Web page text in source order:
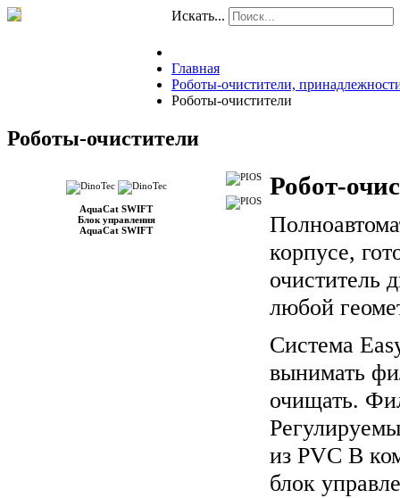
Искать...
Главная
Роботы-очистители,
Роботы-очистители
Роботы-очистители
AquaCat SWIFT
Блок управления
AquaCat SWIFT
Робот-
корпусе,
очиститель
любой
Система
вынимать
очищать.
из PVC В
блок